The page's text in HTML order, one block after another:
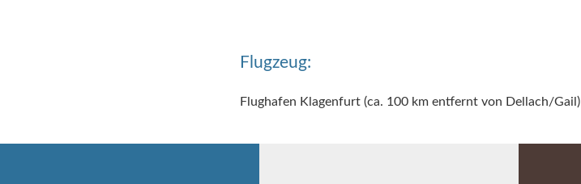
Flugzeug:
Flughafen Klagenfurt (ca. 100 km entfernt von Dellach/Gail)